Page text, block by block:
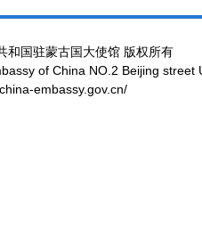
和国驻蒙古国大使馆 版权所有
of China NO.2 Beijing street
embassy.gov.cn/